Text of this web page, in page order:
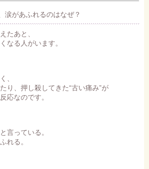
涙があふれるのはなぜ？
たあと、
なる人がいます。
、
り、押し殺してきた“古い痛み”が
応なのです。
言っている。
れる。